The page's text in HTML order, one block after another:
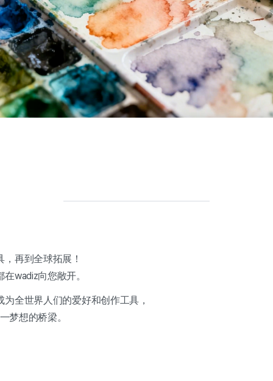
再到全球拓展！
wadiz向您敞开。
全世界人们的爱好和创作工具，
梦想的桥梁。